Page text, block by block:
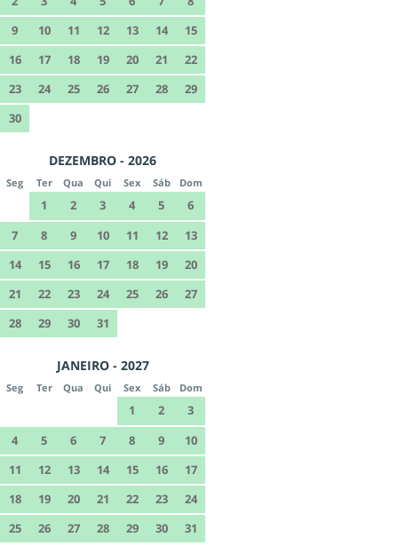
9
10 11 12 13 14
15
16
17 18 19 20 21
22
23
24 25 26 27 28
29
30
DEZEMBRO - 2026
Seg Ter Qua Qui Sex Sáb Dom
1 2 3 4 5
6
7
8 9 10 11 12
13
14
15 16 17 18 19
20
21
22 23 24 25 26
27
28
29 30 31
JANEIRO - 2027
Seg Ter Qua Qui Sex Sáb Dom
1 2
3
4
5 6 7 8 9
10
11
12 13 14 15 16
17
18
19 20 21 22 23
24
25
26 27 28 29 30 31